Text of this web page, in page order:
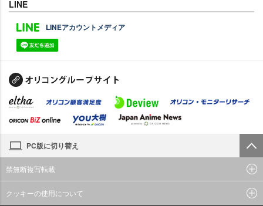
LINE
LINEアカウントメディア
PC版に切り替え
禁無断複写転載
クッキーの使用について